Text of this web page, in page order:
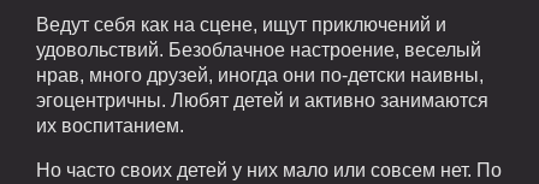
Ведут себя как на сцене, ищут приключений и
удовольствий. Безоблачное настроение, веселый
нрав, много друзей, иногда они по-детски наивны,
эгоцентричны. Любят детей и активно занимаются
их воспитанием.
Но часто своих детей у них мало или совсем нет. По